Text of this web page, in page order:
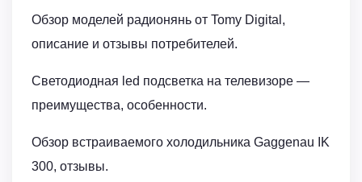
Обзор моделей радионянь от Tomy Digital,
описание и отзывы потребителей.
Светодиодная led подсветка на телевизоре —
преимущества, особенности.
Обзор встраиваемого холодильника Gaggenau IK
300, отзывы.